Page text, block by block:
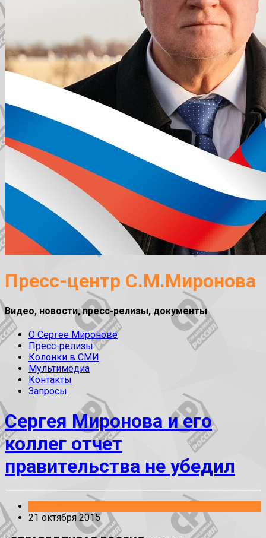
Пресс-центр С.М.Миронова
Видео, новости, пресс-релизы, документы
О Сергее Миронове
Пресс-релизы
Колонки в СМИ
Мультимедиа
Контакты
Запросы
Сергея Миронова и его
коллег отчет
правительства не убедил
21 октября 2015